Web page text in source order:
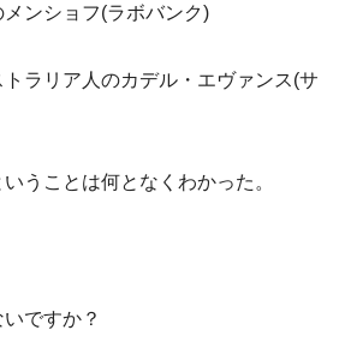
ンショフ(ラボバンク)
ラリア人のカデル・エヴァンス(サ
うことは何となくわかった。
ですか？